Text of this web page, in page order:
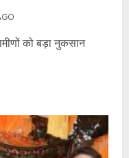
को बड़ा नुकसान